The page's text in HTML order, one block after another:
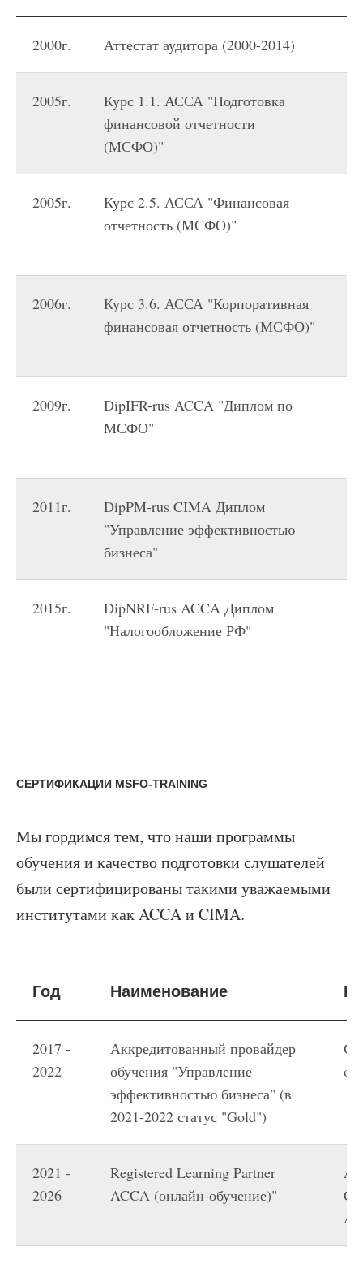
2000г. Аттестат аудитора (2000-2014)
2005г.
Курс 1.1. АССА "Подготовка
финансовой отчетности
(МСФО)"
2005г.
Курс 2.5. АССА "Финансовая
отчетность (МСФО)"
2006г.
Курс 3.6. АССА "Корпоративная
финансовая отчетность (МСФО)"
2009г.
DipIFR-rus ACCA "Диплом по
МСФО"
2011г.
DipPM-rus CIMA Диплом
"Управление эффективностью
бизнеса"
2015г.
DipNRF-rus ACCA Диплом
"Налогообложение РФ"
СЕРТИФИКАЦИИ MSFO-TRAINING
Мы гордимся тем, что наши программы
обучения и качество подготовки слушателей
были сертифицированы такими уважаемыми
институтами как ACCA и CIMA.
Год Наименование
2017 -
2022
Аккредитованный провайдер
обучения "Управление
эффективностью бизнеса" (в
2021-2022 статус "Gold")
of
2021 -
2026
Registered Learning Partner
ACCA (онлайн-обучение)"